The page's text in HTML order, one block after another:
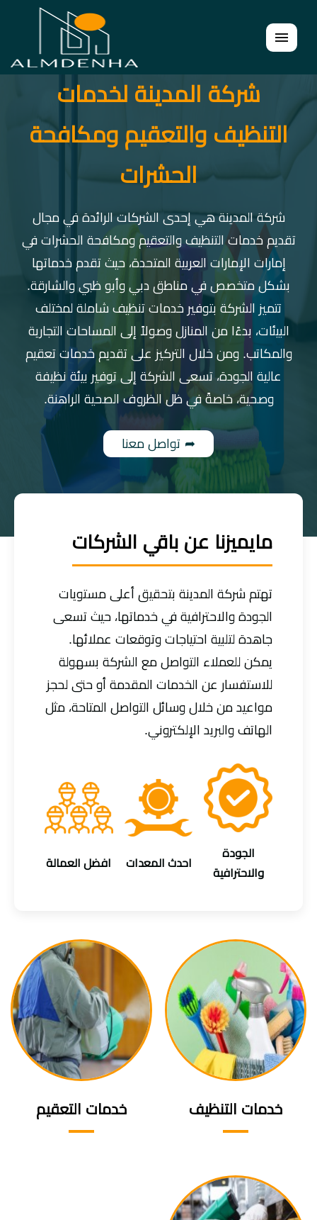
القائمة
شركة المدينة لخدمات
التنظيف والتعقيم ومكافحة
الحشرات
شركة المدينة هي إحدى الشركات الرائدة في مجال
تقديم خدمات التنظيف والتعقيم ومكافحة الحشرات في
إمارات الإمارات العربية المتحدة، حيث تقدم خدماتها
بشكل متخصص في مناطق دبي وأبو ظبي والشارقة.
تتميز الشركة بتوفير خدمات تنظيف شاملة لمختلف
البيئات، بدءًا من المنازل وصولاً إلى المساحات التجارية
والمكاتب. ومن خلال التركيز على تقديم خدمات تعقيم
عالية الجودة، تسعى الشركة إلى توفير بيئة نظيفة
وصحية، خاصةً في ظل الظروف الصحية الراهنة.
تواصل معنا
مايميزنا عن باقي الشركات
تهتم شركة المدينة بتحقيق أعلى مستويات
الجودة والاحترافية في خدماتها، حيث تسعى
جاهدة لتلبية احتياجات وتوقعات عملائها.
يمكن للعملاء التواصل مع الشركة بسهولة
للاستفسار عن الخدمات المقدمة أو حتى لحجز
مواعيد من خلال وسائل التواصل المتاحة، مثل
الهاتف والبريد الإلكتروني.
الجودة
والاحترافية
احدث المعدات افضل العمالة
خدمات التنظيف خدمات التعقيم